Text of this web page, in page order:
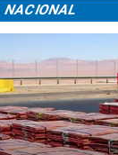
NACIONAL